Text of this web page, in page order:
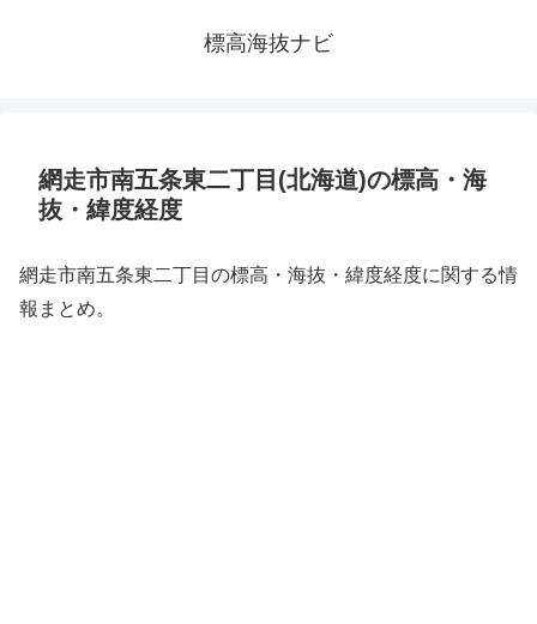
標高海抜ナビ
網走市南五条東二丁目(北海道)の標高・海
抜・緯度経度
網走市南五条東二丁目の標高・海抜・緯度経度に関する情
報まとめ。